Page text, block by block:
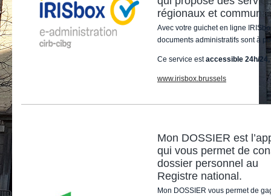
régionaux et
Avec votre guichet en ligne
documents administratifs sont à
Ce service estaccessible 24h/24,
www.irisbox.brussels
Mon DOSSIER est
qui vous permet de
dossier personnel au
Registre national.
Mon DOSSIER vous permet de